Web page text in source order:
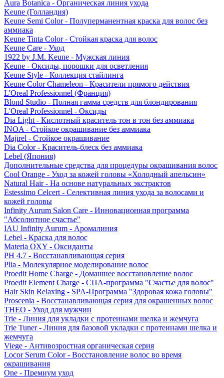
Aura Botanica - Органическая линия ухода
Keune (Голландия)
Keune Semi Color - Полуперманентная краска для волос без
аммиака
Keune Tinta Color - Стойкая краска для волос
Keune Care - Уход
1922 by J.M. Keune - Мужская линия
Keune - Оксиды, порошки для осветления
Keune Style - Коллекция стайлинга
Keune Color Chameleon - Красители прямого действия
L'Oreal Professionnel (Франция)
Blond Studio - Полная гамма средств для блондирования
L'Oreal Professionnel - Оксиды
Dia Light - Кислотный краситель тон в тон без аммиака
INOA - Стойкое окрашивание без аммиака
Majirel - Стойкое окрашивание
Dia Color - Краситель-блеск без аммиака
Lebel (Япония)
Дополнительные средства для процедуры окрашивания волос
Cool Orange - Уход за кожей головы «Холодный апельсин»
Natural Hair - На основе натуральных экстрактов
Estessimo Celcert - Селективная линия ухода за волосами и
кожей головы
Infinity Aurum Salon Care - Инновационная программа
"Абсолютное счастье"
IAU Infinity Aurum - Аромалиния
Lebel - Краска для волос
Materia OXY - Оксиданты
PH 4.7 - Восстанавливающая серия
Plia - Молекулярное моделирование волос
Proedit Home Charge - Домашнее восстановление волос
Proedit Element Charge - СПА-программа "Счастье для волос"
Hair Skin Relaxing - SPA-Программа "Здоровая кожа головы"
Proscenia - Восстанавливающая серия для окрашенных волос
THEO - Уход для мужчин
Trie - Линия для укладки с протеинами шелка и жемчуга
Trie Tuner - Линия для базовой укладки с протеинами шелка и
жемчуга
Viege - Антивозростная органическая серия
Locor Serum Color - Восстановление волос во время
окрашивания
One - Премиум уход